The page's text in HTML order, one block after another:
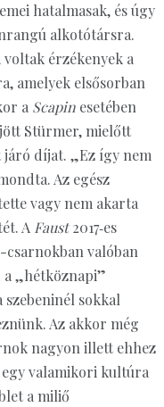
hatalmasak, és úgy
alkotótársra.
voltak érzékenyek a
amelyek elsősorban
a Scapin esetében
Stürmer, mielőtt
díjat. „Ez így nem
Az egész
vagy nem akarta
A Faust2017‑es
csarnokban valóban
„hétköznapi”
szebeninél sokkal
Az akkor még
nagyon illett ehhez
valamikori kultúra
a miliő